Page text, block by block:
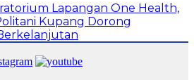
Lapangan One Health,
Kupang Dorong